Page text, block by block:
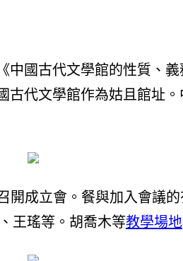
中國古代文學館的性質、
古代文學館作為姑且館址
開成立會。餐與加入會議
王瑤等。胡喬木等教學場地